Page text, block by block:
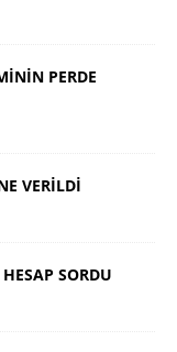
PERDE
VERİLDİ
SORDU